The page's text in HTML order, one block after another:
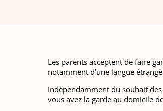
Les parents acceptent de faire
notamment d’une langue
Indépendamment du souhait
vous avez la garde au domicile